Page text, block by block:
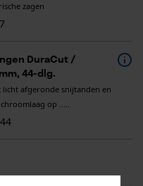
zagen
DuraCut /
44-dlg.
licht afgeronde snijtanden en
op .....